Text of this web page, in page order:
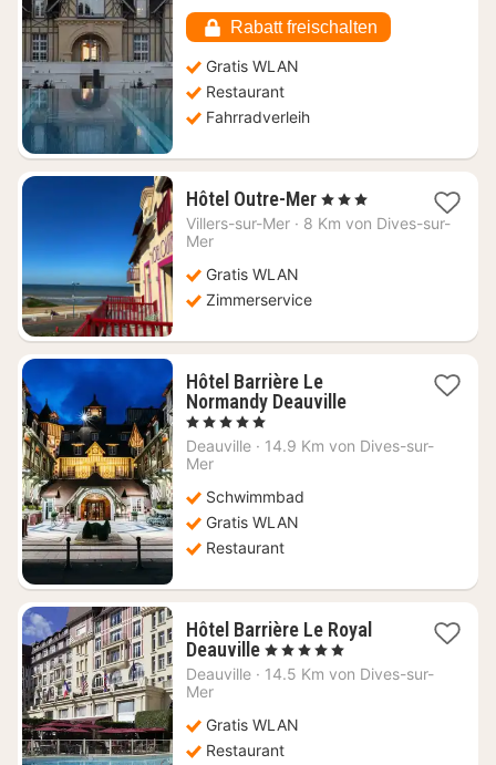
€
Rabatt freischalten
Gratis WLAN
Restaurant
Fahrradverleih
Hôtel Outre-Mer1
Nacht
, 3 Sterne
Villers-sur-Mer · 8 Km von Dives-sur-
Mer
Gratis WLAN
Zimmerservice
Hôtel Barrière Le
Normandy Deauville1
ab
, 5 Sterne
Deauville · 14.9 Km von Dives-sur-
Mer
Schwimmbad
Gratis WLAN
Restaurant
Hôtel Barrière Le Royal
Deauville1
Nacht
€
, 5 Sterne
Deauville · 14.5 Km von Dives-sur-
Mer
Gratis WLAN
Restaurant